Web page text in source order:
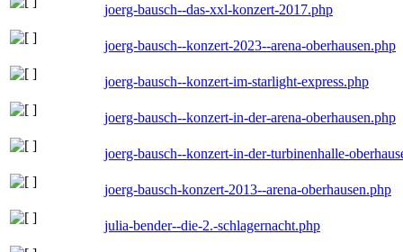
joerg-bausch--das-xxl-konzert-2017.php
joerg-bausch--konzert-2023--arena-oberhausen.php
joerg-bausch--konzert-im-starlight-express.php
joerg-bausch--konzert-in-der-arena-oberhausen.php
joerg-bausch--konzert-in-der-turbinenhalle-
joerg-bausch-konzert-2013--arena-oberhausen.php
julia-bender--die-2.-schlagernacht.php